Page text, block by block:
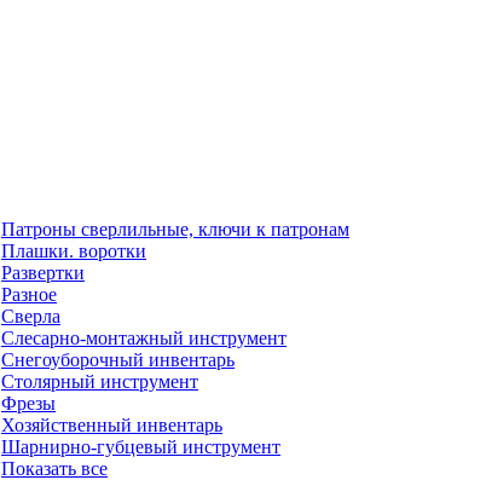
Патроны сверлильные, ключи к патронам
Плашки. воротки
Развертки
Разное
Сверла
Слесарно-монтажный инструмент
Снегоуборочный инвентарь
Столярный инструмент
Фрезы
Хозяйственный инвентарь
Шарнирно-губцевый инструмент
Показать все